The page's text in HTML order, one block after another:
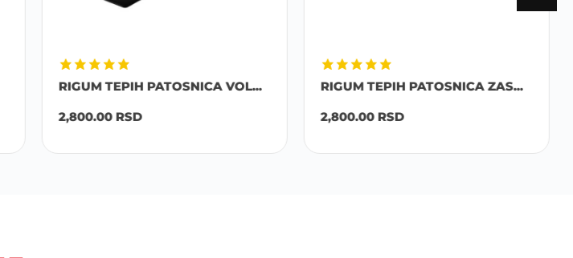
RIGUM TEPIH PATOSNICA VOL...
2,800.00 RSD
RIGUM TEPIH PATOSNICA ZAS...
2,800.00 RSD